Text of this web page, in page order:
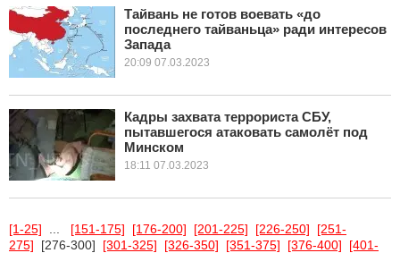
Тайвань не готов воевать «до
последнего тайваньца» ради интересов
Запада
20:09 07.03.2023
Кадры захвата террориста СБУ,
пытавшегося атаковать самолёт под
Минском
18:11 07.03.2023
[1-25] [151-175] [176-200] [201-225] [226-250]
[251-
275] [276-300] [301-325] [326-350] [351-375] [376-400]
[401-